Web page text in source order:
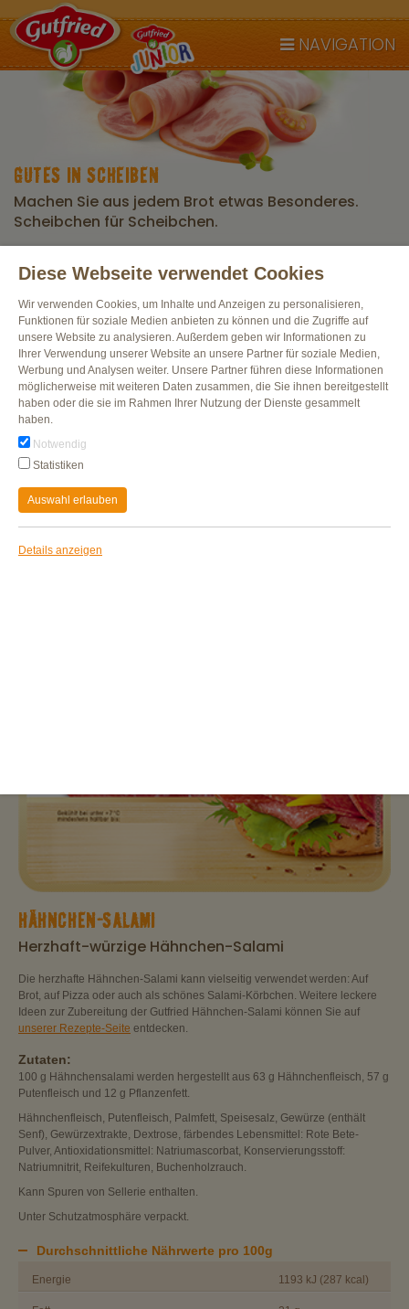
NAVIGATION
GUTES IN SCHEIBEN
Machen Sie aus jedem Brot etwas Besonderes.
Scheibchen für Scheibchen.
HÄHNCHEN-SALAMI
Herzhaft-würzige Hähnchen-Salami
Die herzhafte Hähnchen-Salami kann vielseitig verwendet werden: Auf
Brot, auf Pizza oder auch als schönes Salami-Körbchen. Weitere leckere
Ideen zur Zubereitung der Gutfried Hähnchen-Salami können Sie auf
unserer Rezepte-Seite entdecken.
Zutaten:
100 g Hähnchensalami werden hergestellt aus 63 g Hähnchenfleisch, 57 g
Putenfleisch und 12 g Pflanzenfett.
Hähnchenfleisch, Putenfleisch, Palmfett, Speisesalz, Gewürze (enthält
Senf), Gewürzextrakte, Dextrose, färbendes Lebensmittel: Rote Bete-
Pulver, Antioxidationsmittel: Natriumascorbat, Konservierungsstoff:
Natriumnitrit, Reifekulturen, Buchenholzrauch.
Kann Spuren von Sellerie enthalten.
Unter Schutzatmosphäre verpackt.
Durchschnittliche Nährwerte pro 100g
Energie 1193 kJ (287 kcal)
Diese Webseite verwendet Cookies
Wir verwenden Cookies, um Inhalte und Anzeigen zu personalisieren,
Funktionen für soziale Medien anbieten zu können und die Zugriffe auf
unsere Website zu analysieren. Außerdem geben wir Informationen zu
Ihrer Verwendung unserer Website an unsere Partner für soziale Medien,
Werbung und Analysen weiter. Unsere Partner führen diese Informationen
möglicherweise mit weiteren Daten zusammen, die Sie ihnen bereitgestellt
haben oder die sie im Rahmen Ihrer Nutzung der Dienste gesammelt
haben.
Notwendig
Statistiken
Auswahl erlauben
Details anzeigen